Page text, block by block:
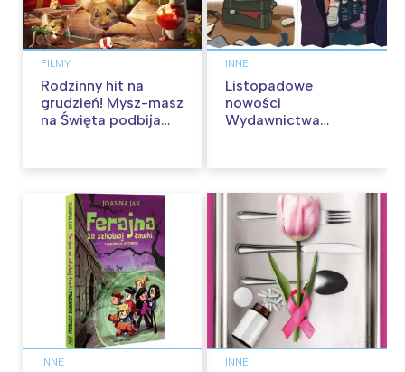
FILMY
Rodzinny hit na
grudzień! Mysz-masz
na Święta podbija
INNE
Listopadowe
nowości
Wydawnictwa
INNE INNE